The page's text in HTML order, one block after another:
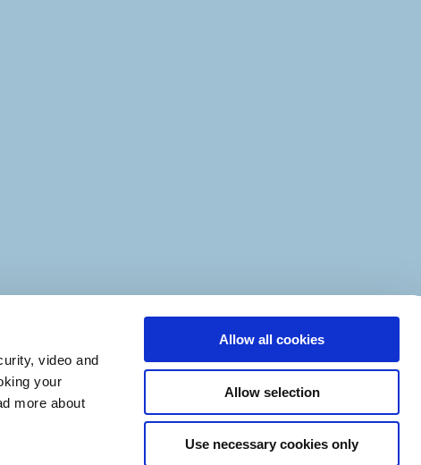
video and
your
more about
Allow all cookies
Allow selection
Use necessary cookies only
inkluderende
læringsmiljøer (VIL)
LinkedIn